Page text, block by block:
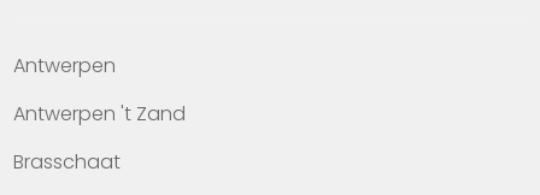
Kennis van wonen
Kantoren
Veelgestelde vragen
Antwerpen
Antwerpen 't Zand
Brasschaat